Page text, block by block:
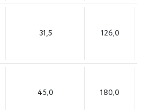
31,5 126,0
45,0 180,0